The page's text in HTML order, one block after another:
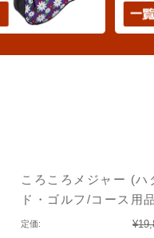
ころころメジャー (
ド・ゴルフ/コース用
定価: